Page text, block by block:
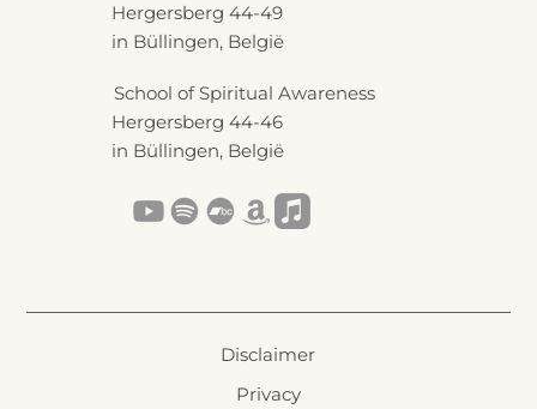
Disclaimer
Privacy
Hergersberg 44-49
in Büllingen, België
School of Spiritual Awareness
Hergersberg 44-46
in Büllingen, België